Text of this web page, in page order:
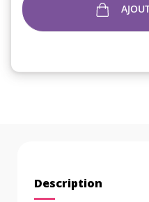
Description